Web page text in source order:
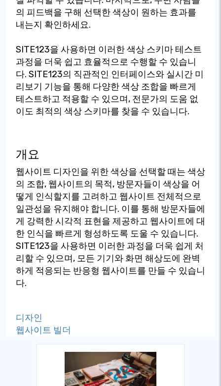
의 피드백을 구해 선택한 색상이 원하는 효과를
내는지 확인하세요.
SITE123을 사용하면 이러한 색상 스키마 테스트
과정을 더욱 쉽고 효율적으로 수행할 수 있습니
다. SITE123의 직관적인 인터페이스와 실시간 미
리보기 기능을 통해 다양한 색상 조합을 빠르게
테스트하고 적용할 수 있으며, 전문가의 도움 없
이도 최적의 색상 스키마를 찾을 수 있습니다.
개요
웹사이트 디자인을 위한 색상을 선택할 때는 색상
의 조합, 웹사이트의 목적, 방문자들이 색상을 어
떻게 인식할지를 고려하고 웹사이트 전체적으로
일관성을 유지해야 합니다. 이를 통해 방문자들에
게 강력한 시각적 표현을 제공하고 웹사이트에 대
한 인식을 빠르게 형성하도록 도울 수 있습니다.
SITE123을 사용하면 이러한 과정을 더욱 쉽게 처
리할 수 있으며, 모든 기기와 화면 해상도에 완벽
하게 적응되는 반응형 웹사이트를 만들 수 있습니
다.
디자인
웹사이트 빌더